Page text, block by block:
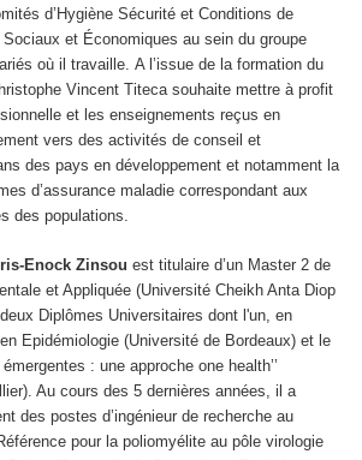
d’Hygiène Sécurité et Conditions de
et Économiques au sein du groupe
où il travaille. A l’issue de la formation du
Vincent Titeca souhaite mettre à profit
et les enseignements reçus en
vers des activités de conseil et
des pays en développement et notamment la
d’assurance maladie correspondant aux
des populations.
Enock Zinsou est titulaire d’un Master 2 de
et Appliquée (Université Cheikh Anta Diop
Diplômes Universitaires dont l'un, en
Epidémiologie (Université de Bordeaux) et le
: une approche one health’’
Au cours des 5 dernières années, il a
des postes d’ingénieur de recherche au
pour la poliomyélite au pôle virologie